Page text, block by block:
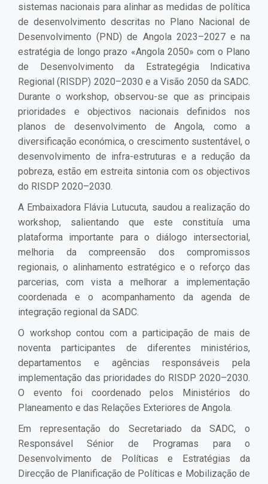
sistemas nacionais para alinhar as medidas de política
de desenvolvimento descritas no Plano Nacional de
Desenvolvimento (PND) de Angola 2023–2027 e na
estratégia de longo prazo «Angola 2050» com o Plano
de Desenvolvimento da Estrategégia Indicativa
Regional (RISDP) 2020–2030 e a Visão 2050 da SADC.
Durante o workshop, observou-se que as principais
prioridades e objectivos nacionais definidos nos
planos de desenvolvimento de Angola, como a
diversificação económica, o crescimento sustentável, o
desenvolvimento de infra-estruturas e a redução da
pobreza, estão em estreita sintonia com os objectivos
do RISDP 2020–2030.
A Embaixadora Flávia Lutucuta, saudou a realização do
workshop, salientando que este constituía uma
plataforma importante para o diálogo intersectorial,
melhoria da compreensão dos compromissos
regionais, o alinhamento estratégico e o reforço das
parcerias, com vista a melhorar a implementação
coordenada e o acompanhamento da agenda de
integração regional da SADC.
O workshop contou com a participação de mais de
noventa participantes de diferentes ministérios,
departamentos e agências responsáveis pela
implementação das prioridades do RISDP 2020–2030.
O evento foi coordenado pelos Ministérios do
Planeamento e das Relações Exteriores de Angola.
Em representação do Secretariado da SADC, o
Responsável Sénior de Programas para o
Desenvolvimento de Políticas e Estratégias da
Direcção de Planificação de Políticas e Mobilização de